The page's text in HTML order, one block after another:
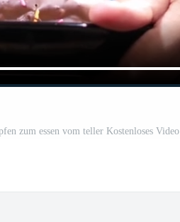
zum essen vom teller Kostenloses Video